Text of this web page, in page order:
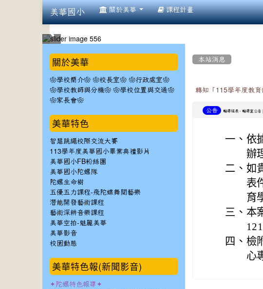
美華國小 關於美華 課程計畫
本站消息
轉知「115學年度教
公告 輔導組長- 輔導室公告
一、 依
辦
二、 如
表
育
三、 本
四、 檢
心
::: 關於美華
❀學校簡介❀ ❀校長室❀ ❀行政處室❀
❀學校教師與分機❀ ❀學校位置與交通❀
❀家長會❀
美華特色
智慧跳繩校際交流大賽
113學年度美華國小畢業典禮影片
美華國小FB粉絲團
美華國小陀螺隊
陀螺生命樹
五優五力課程-飛陀蝶舞閱藝樂
潛能開發藝術課程
藝術深耕音樂課程
美華空拍-魅麗美華
美華影音
校園動態
美華特色報(新聞影音)
✦陀螺特色報導✦